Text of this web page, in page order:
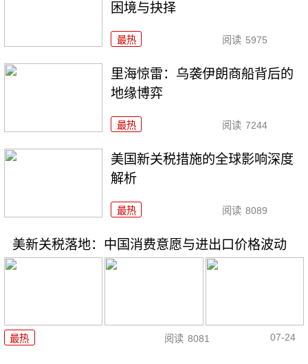
困境与抉择
最热 阅读 5975
里海惊雷：乌袭伊朗商船背后的
地缘博弈
最热 阅读 7244
美国新关税措施的全球影响深度
解析
最热 阅读 8089
美新关税落地：中国消费意愿与进出口价格波动
最热 阅读 8081 07-24